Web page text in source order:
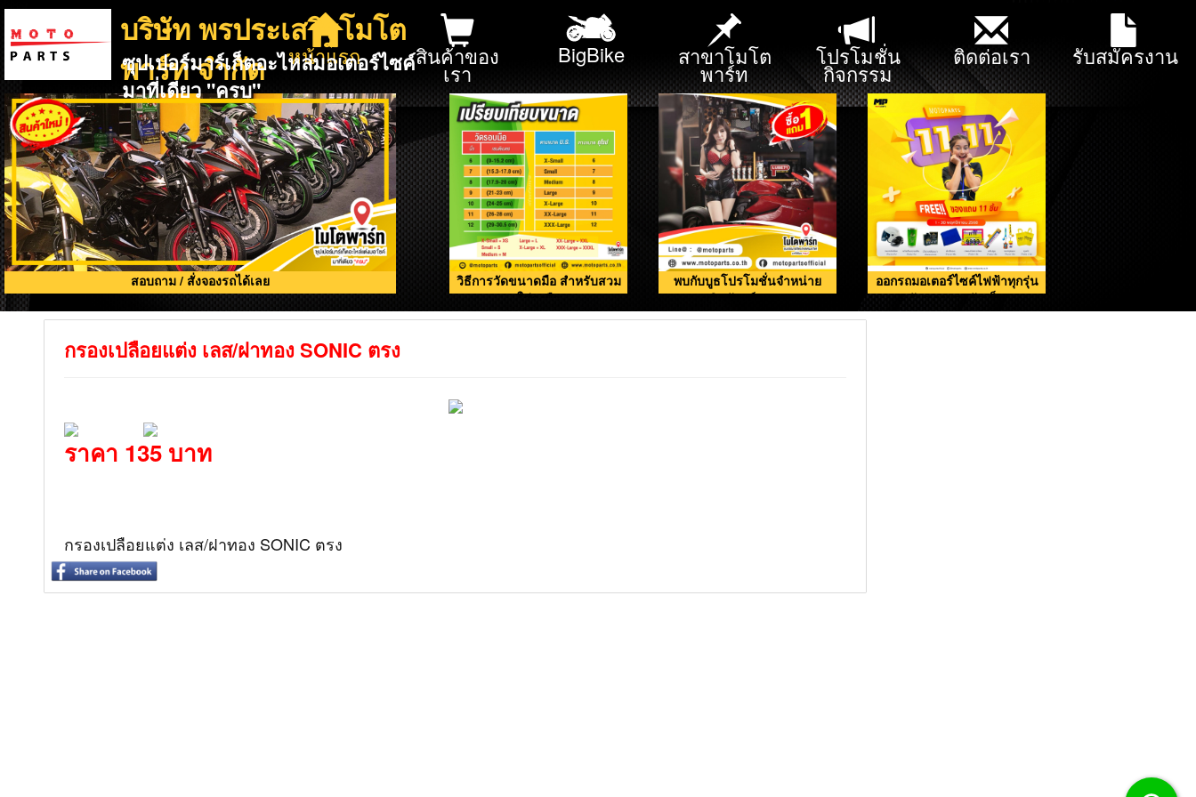
บริษัท พรประเสริฐโมโต
พาร์ท จำกัด
ซุปเปอร์มาร์เก็ตอะไหล่มอเตอร์ไซค์
มาที่เดียว "ครบ"
หน้าแรก สินค้าของ
เรา
BigBike สาขาโมโต
พาร์ท
โปรโมชั่น
กิจกรรม
ติดต่อเรา รับสมัครงาน
สอบถาม / สั่งจองรถได้เลย
วิธีการวัดขนาดมือ สำหรับสวม
ใส่ถุงมือ
พบกับบูธโปรโมชั่นจำหน่าย
ผลิตภัณฑ์ดูแลรถ
ออกรถมอเตอร์ไซค์ไฟฟ้าทุกรุ่น
รับของแถมจัดเต็ม
กรองเปลือยแต่ง เลส/ฝาทอง SONIC ตรง
ราคา 135 บาท
กรองเปลือยแต่ง เลส/ฝาทอง SONIC ตรง